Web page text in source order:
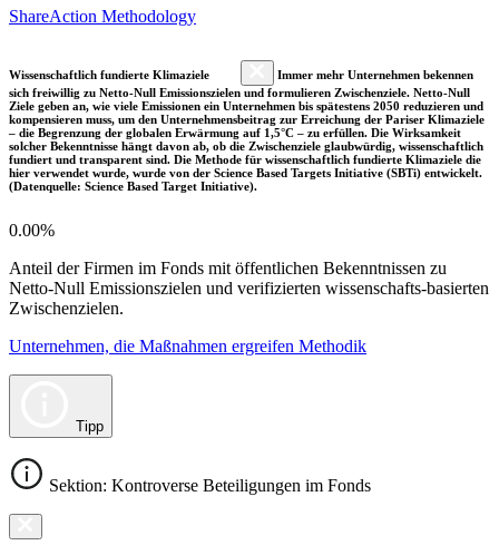
ShareAction Methodology
Wissenschaftlich fundierte Klimaziele
Immer mehr Unternehmen bekennen
sich freiwillig zu Netto-Null Emissionszielen und formulieren Zwischenziele. Netto-Null
Ziele geben an, wie viele Emissionen ein Unternehmen bis spätestens 2050 reduzieren und
kompensieren muss, um den Unternehmensbeitrag zur Erreichung der Pariser Klimaziele
– die Begrenzung der globalen Erwärmung auf 1,5°C – zu erfüllen. Die Wirksamkeit
solcher Bekenntnisse hängt davon ab, ob die Zwischenziele glaubwürdig, wissenschaftlich
fundiert und transparent sind. Die Methode für wissenschaftlich fundierte Klimaziele die
hier verwendet wurde, wurde von der Science Based Targets Initiative (SBTi) entwickelt.
(Datenquelle: Science Based Target Initiative).
0.00%
Anteil der Firmen im Fonds mit öffentlichen Bekenntnissen zu
Netto-Null Emissionszielen und verifizierten wissenschafts-basierten
Zwischenzielen.
Unternehmen, die Maßnahmen ergreifen Methodik
Tipp
Sektion: Kontroverse Beteiligungen im Fonds